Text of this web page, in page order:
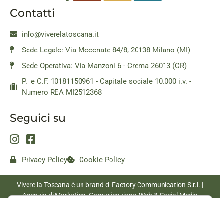
Contatti
info@viverelatoscana.it
Sede Legale: Via Mecenate 84/8, 20138 Milano (MI)
Sede Operativa: Via Manzoni 6 - Crema 26013 (CR)
P.I e C.F. 10181150961 - Capitale sociale 10.000 i.v. -
Numero REA MI2512368
Seguici su
Privacy Policy Cookie Policy
Vivere la Toscana è un brand di Factory Communication S.r.l. |
Agenzia di Marketing, Comunicazione, Web & Social Media